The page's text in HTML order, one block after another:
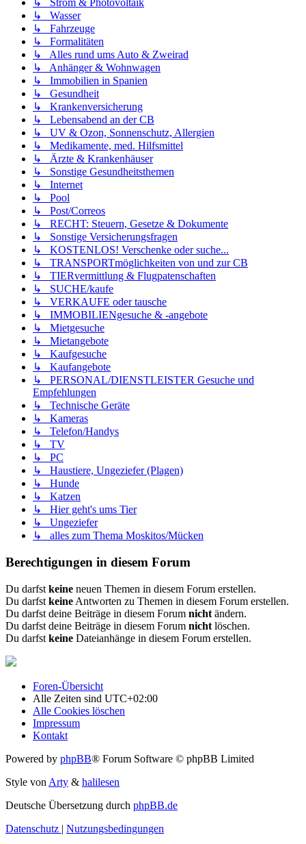
↳ Strom & Photovoltaik
↳ Wasser
↳ Fahrzeuge
↳ Formalitäten
↳ Alles rund ums Auto & Zweirad
↳ Anhänger & Wohnwagen
↳ Immobilien in Spanien
↳ Gesundheit
↳ Krankenversicherung
↳ Lebensabend an der CB
↳ UV & Ozon, Sonnenschutz, Allergien
↳ Medikamente, med. Hilfsmittel
↳ Ärzte & Krankenhäuser
↳ Sonstige Gesundheitsthemen
↳ Internet
↳ Pool
↳ Post/Correos
↳ RECHT: Steuern, Gesetze & Dokumente
↳ Sonstige Versicherungsfragen
↳ KOSTENLOS! Verschenke oder suche...
↳ TRANSPORTmöglichkeiten von und zur CB
↳ TIERvermittlung & Flugpatenschaften
↳ SUCHE/kaufe
↳ VERKAUFE oder tausche
↳ IMMOBILIENgesuche & -angebote
↳ Mietgesuche
↳ Mietangebote
↳ Kaufgesuche
↳ Kaufangebote
↳ PERSONAL/DIENSTLEISTER Gesuche und
Empfehlungen
↳ Technische Geräte
↳ Kameras
↳ Telefon/Handys
↳ TV
↳ PC
↳ Haustiere, Ungeziefer (Plagen)
↳ Hunde
↳ Katzen
↳ Hier geht's ums Tier
↳ Ungeziefer
↳ alles zum Thema Moskitos/Mücken
Berechtigungen in diesem Forum
Du darfst keine neuen Themen in diesem Forum erstellen.
Du darfst keine Antworten zu Themen in diesem Forum erstellen.
Du darfst deine Beiträge in diesem Forum nicht ändern.
Du darfst deine Beiträge in diesem Forum nicht löschen.
Du darfst keine Dateianhänge in diesem Forum erstellen.
Foren-Übersicht
Alle Zeiten sind UTC+02:00
Alle Cookies löschen
Impressum
Kontakt
Powered by phpBB® Forum Software © phpBB Limited
Style von Arty & halilesen
Deutsche Übersetzung durch phpBB.de
Datenschutz | Nutzungsbedingungen